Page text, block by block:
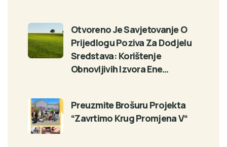
Otvoreno Je Savjetovanje O
Prijedlogu Poziva Za Dodjelu
Sredstava: Korištenje
Obnovljivih Izvora Ene…
Preuzmite Brošuru Projekta
“Zavrtimo Krug Promjena V“